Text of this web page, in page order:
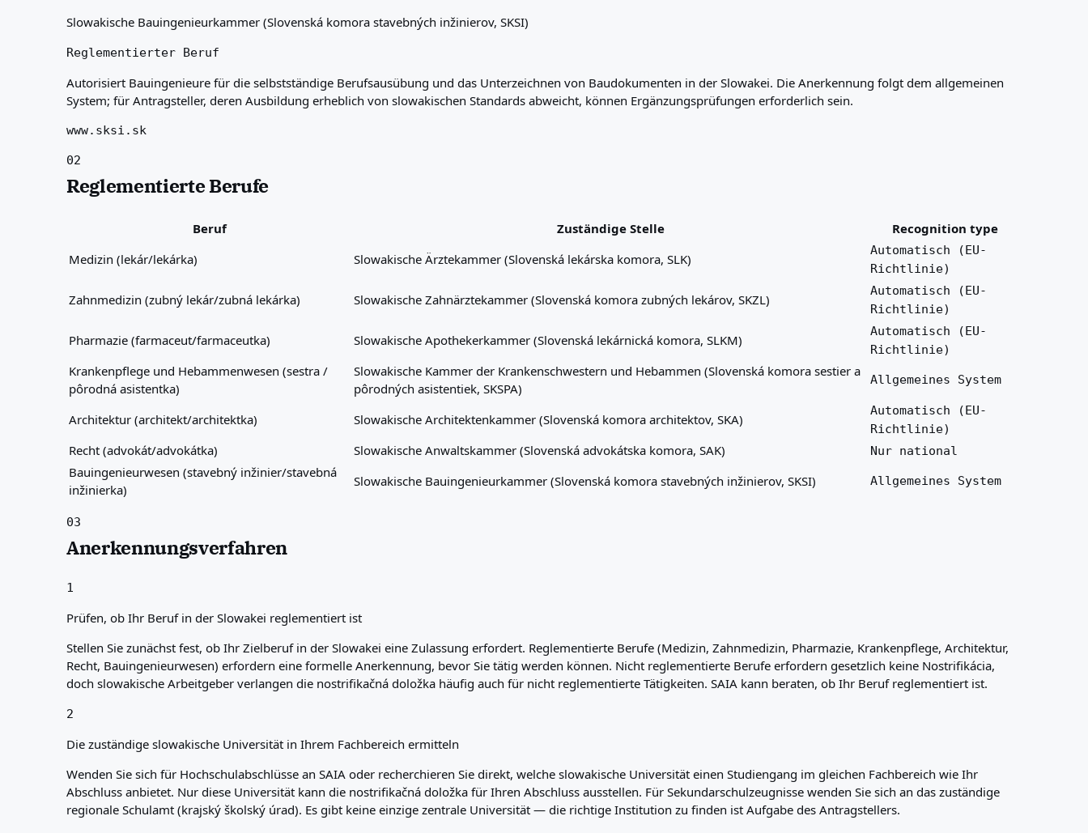
Slowakische Bauingenieurkammer (Slovenská komora stavebných inžinierov, SKSI)
Reglementierter Beruf
Autorisiert Bauingenieure für die selbstständige Berufsausübung und das Unterzeichnen von Baudokumenten in der Slowakei. Die Anerkennung folgt dem allgemeinen
System; für Antragsteller, deren Ausbildung erheblich von slowakischen Standards abweicht, können Ergänzungsprüfungen erforderlich sein.
www.sksi.sk
02
Reglementierte Berufe
Beruf Zuständige Stelle
Recognition type
Medizin (lekár/lekárka)
Slowakische Ärztekammer (Slovenská lekárska komora, SLK)
Automatisch (EU-
Richtlinie)
Zahnmedizin (zubný lekár/zubná lekárka) Slowakische Zahnärztekammer (Slovenská komora zubných lekárov, SKZL)
Automatisch (EU-
Richtlinie)
Pharmazie (farmaceut/farmaceutka) Slowakische Apothekerkammer (Slovenská lekárnická komora, SLKM)
Automatisch (EU-
Richtlinie)
Krankenpflege und Hebammenwesen (sestra /
pôrodná asistentka)
Slowakische Kammer der Krankenschwestern und Hebammen (Slovenská komora sestier a
pôrodných asistentiek, SKSPA)
Allgemeines System
Architektur (architekt/architektka) Slowakische Architektenkammer (Slovenská komora architektov, SKA)
Automatisch (EU-
Richtlinie)
Recht (advokát/advokátka) Slowakische Anwaltskammer (Slovenská advokátska komora, SAK) Nur national
Bauingenieurwesen (stavebný inžinier/stavebná
inžinierka)
Slowakische Bauingenieurkammer (Slovenská komora stavebných inžinierov, SKSI) Allgemeines System
03
Anerkennungsverfahren
1
Prüfen, ob Ihr Beruf in der Slowakei reglementiert ist
Stellen Sie zunächst fest, ob Ihr Zielberuf in der Slowakei eine Zulassung erfordert. Reglementierte Berufe (Medizin, Zahnmedizin, Pharmazie, Krankenpflege, Architektur,
Recht, Bauingenieurwesen) erfordern eine formelle Anerkennung, bevor Sie tätig werden können. Nicht reglementierte Berufe erfordern gesetzlich keine Nostrifikácia,
doch slowakische Arbeitgeber verlangen die nostrifikačná doložka häufig auch für nicht reglementierte Tätigkeiten. SAIA kann beraten, ob Ihr Beruf reglementiert ist.
2
Die zuständige slowakische Universität in Ihrem Fachbereich ermitteln
Wenden Sie sich für Hochschulabschlüsse an SAIA oder recherchieren Sie direkt, welche slowakische Universität einen Studiengang im gleichen Fachbereich wie Ihr
Abschluss anbietet. Nur diese Universität kann die nostrifikačná doložka für Ihren Abschluss ausstellen. Für Sekundarschulzeugnisse wenden Sie sich an das zuständige
regionale Schulamt (krajský školský úrad). Es gibt keine einzige zentrale Universität — die richtige Institution zu finden ist Aufgabe des Antragstellers.